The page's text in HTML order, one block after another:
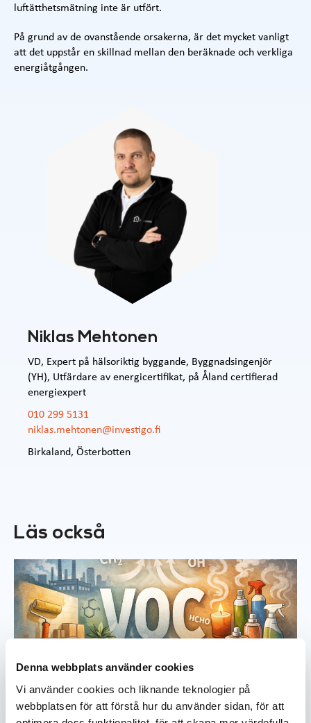
Denna webbplats använder cookies
Vi använder cookies och liknande teknologier på
webbplatsen för att förstå hur du använder sidan, för att
luftätthetsmätning inte är utfört.
På grund av de ovanstående orsakerna, är det mycket vanligt
att det uppstår en skillnad mellan den beräknade och verkliga
energiåtgången.
Niklas Mehtonen
VD, Expert på hälsoriktig byggande, Byggnadsingenjör
(YH), Utfärdare av energicertifikat, på Åland certifierad
energiexpert
010 299 5131
niklas.mehtonen@investigo.fi
Birkaland, Österbotten
Läs också
Infoblänkare
VOC-föreningar i inomhusluften –